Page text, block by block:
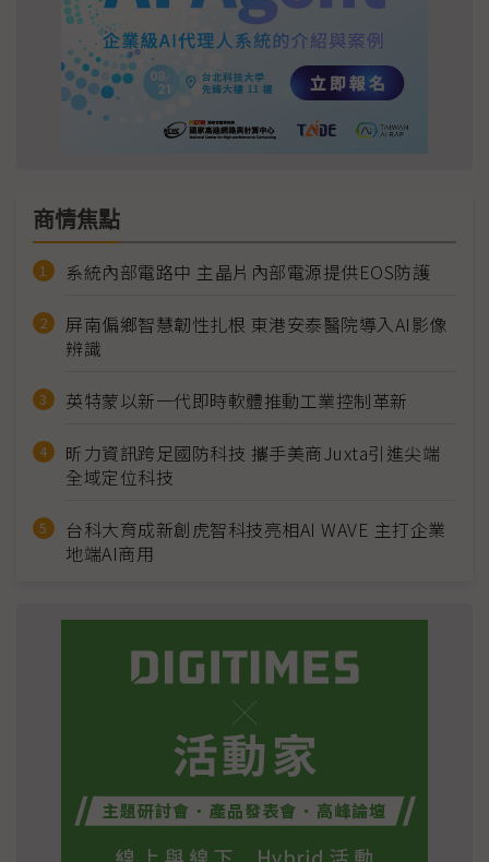
商情焦點
系統內部電路中 主晶片內部電源提供EOS防護
屏南偏鄉智慧韌性扎根 東港安泰醫院導入AI影像
辨識
英特蒙以新一代即時軟體推動工業控制革新
昕力資訊跨足國防科技 攜手美商Juxta引進尖端
全域定位科技
台科大育成新創虎智科技亮相AI WAVE 主打企業
地端AI商用